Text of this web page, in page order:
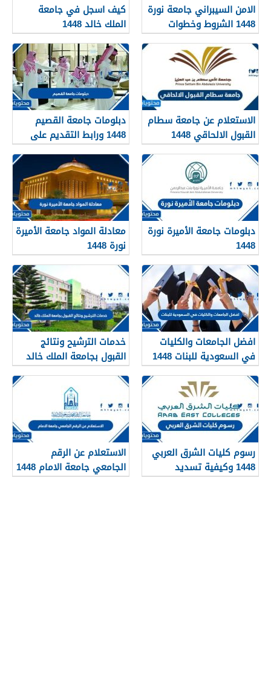
الامن السيبراني جامعة نورة
1448 الشروط وخطوات
التقديم
كيف اسجل في جامعة
الملك خالد 1448
الاستعلام عن جامعة سطام
القبول الالحاقي 1448
دبلومات جامعة القصيم
1448 ورابط التقديم على
دبلومات جامعة القصيم
qudcss.com
دبلومات جامعة الأميرة نورة
1448
معادلة المواد جامعة الأميرة
نورة 1448
افضل الجامعات والكليات
في السعودية للبنات 1448
خدمات الترشيح ونتائج
القبول بجامعة الملك خالد
1448
رسوم كليات الشرق العربي
1448 وكيفية تسديد
الرسوم
الاستعلام عن الرقم
الجامعي جامعة الامام 1448